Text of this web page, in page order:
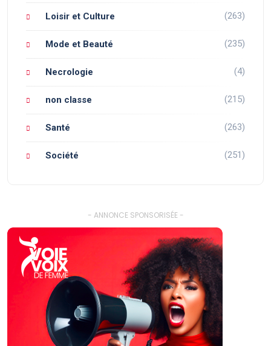
Loisir et Culture (263)
Mode et Beauté (235)
Necrologie (4)
non classe (215)
Santé (263)
Société (251)
- ANNONCE SPONSORISÉE -